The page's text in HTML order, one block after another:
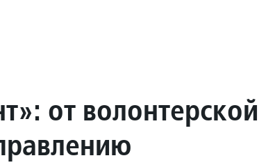
от волонтерской